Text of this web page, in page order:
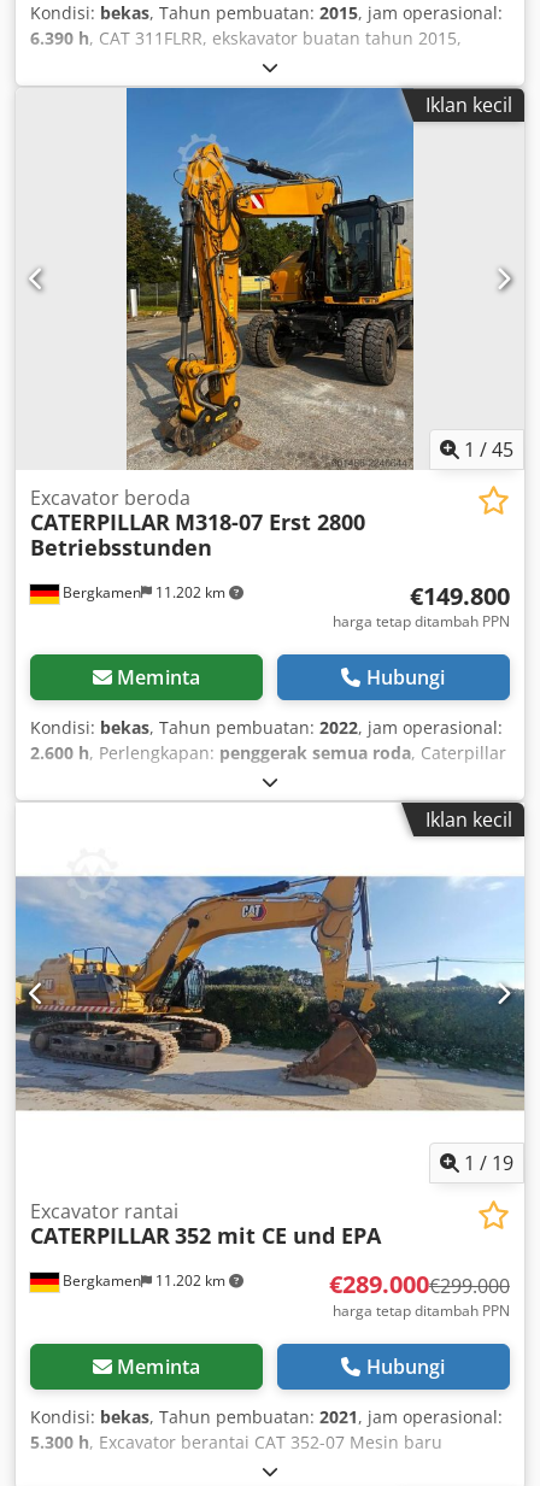
Kondisi: bekas, Tahun pembuatan: 2015, jam operasional:
6.390 h, CAT 311FLRR, ekskavator buatan tahun 2015,
hanya dengan 6.390 jam kerja! ---- * Produsen: CAT * Tipe:
311FL RR * Tahun Pembuatan: 2015 * Jumlah Jam Kerja:
sekitar 6.390 * Servis Terakhir pada sekitar 5.960 jam *
Termasuk alat pengganti cepat hidrolik CW20 * Termasuk
ember hidrolik * Mesin buatan Jerman * Pemilik pertama *
Pelat karet * Pelindung * AC * Kamera mundur * Pipa *
Kondisi baik! * Rantai: sekitar 40-50% * Foto dan video
tambahan tersedia berdasarkan permintaan (WhatsApp
ERIK) * Harga: 45.900 Euro, belum termasuk pajak (netto) +
19% PPN. Dodpfxey Sdlze Aifskr ---- Untuk pertanyaan
lebih lanjut, silakan hubungi: Erik Kortum: WhatsApp
Semua informasi tanpa jaminan dan garansi, kesalahan
dan penjualan antara waktu pemajangan diizinkan.
Iklan kecil
1 /45
Bergkamen 11.202 km
Excavator beroda
CATERPILLAR M318-07 Erst 2800
Betriebsstunden
€149.800
harga tetap ditambah PPN
Meminta Hubungi
Kondisi: bekas, Tahun pembuatan: 2022, jam operasional:
2.600 h, Perlengkapan: penggerak semua roda, Caterpillar
M318 Mesin? Mesin: Cat C4.4 Daya (ISO 14396): 129 kW /
sekitar 176 HP Kapasitas: 4,4 l Silinder: 4 Emisi: EU Stage V
Dsdpfxjzqx Rte Aifjkr Kinerja Berkendara Kecepatan
penggerak roda hidrostatis * Kemudi: kemudi semua roda
dengan poros ayun Tangki & Hidraulik Tangki solar: sekitar
350 liter * Sistem hidraulik: hidraulik Load-Sensing dengan
beberapa sirkuit tambahan untuk peralatan tambahan AC
Baru 2600 jam operasi dan kondisi sangat baik
Iklan kecil
1 / 19
Bergkamen 11.202 km
Excavator rantai
CATERPILLAR352 mit CE und EPA
€289.000€299.000
harga tetap ditambah PPN
Meminta Hubungi
Kondisi: bekas, Tahun pembuatan: 2021, jam operasional:
5.300 h, Excavator berantai CAT 352-07 Mesin baru
memiliki 5.300 jam kerja dan dalam kondisi baik